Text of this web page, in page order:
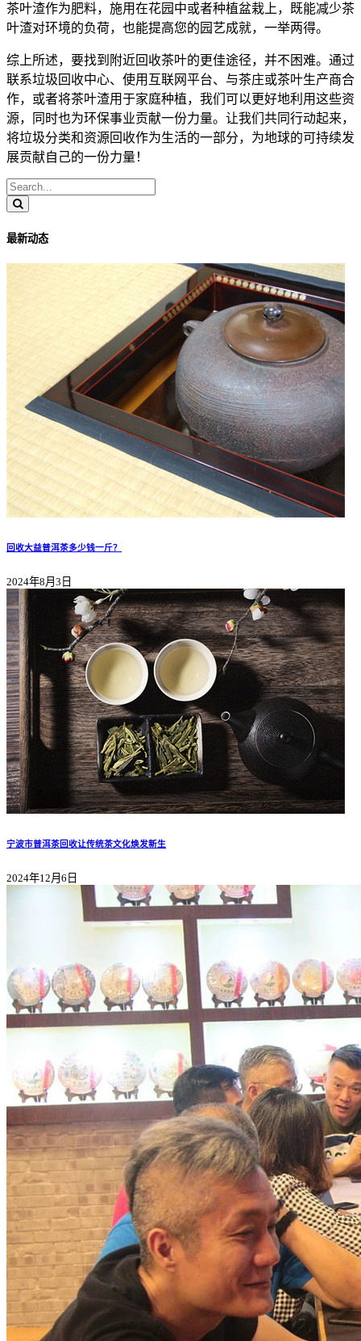
茶叶渣作为肥料，施用在花园中或者种植盆栽上，既能减少茶
叶渣对环境的负荷，也能提高您的园艺成就，一举两得。
综上所述，要找到附近回收茶叶的更佳途径，并不困难。通过
联系垃圾回收中心、使用互联网平台、与茶庄或茶叶生产商合
作，或者将茶叶渣用于家庭种植，我们可以更好地利用这些资
源，同时也为环保事业贡献一份力量。让我们共同行动起来，
将垃圾分类和资源回收作为生活的一部分，为地球的可持续发
展贡献自己的一份力量！
最新动态
回收大益普洱茶多少钱一斤？
2024年8月3日
宁波市普洱茶回收让传统茶文化焕发新生
2024年12月6日